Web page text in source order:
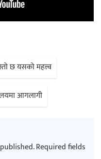
छ यसको महत्त्व
आगलागी
Required fields